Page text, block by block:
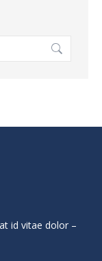
id vitae dolor –